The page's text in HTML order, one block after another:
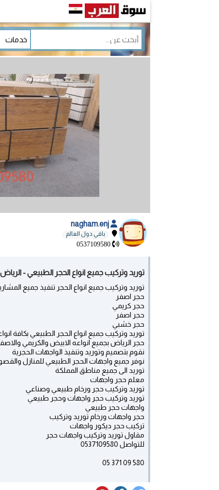
باقي دول العالم
0537109580
توريد وتركيب جميع انواع الحجر الطبيعي - الرياض
توريد وتركيب جميع انواع الحجر تنفيذ جميع
حجر اصفر
حجر كريمي
حجر اصفر
حجر خشبي
توريد وتركيب جميع انواع الحجر الطبيعي بكافة
حجر الرياض بجميع انواعه الابيض والكريمي
نقوم بتصميم وتوريد وتنفيذ الواجهات الحجرية
نوفر جميع واجهات الحجر الطبيعي للمنازل
توريد الى جميع مناطق المملكة
معلم حجر واجهات
توريد وتركيب حجر ورخام طبيعي وصناعي
توريد وتركيب حجر واجهات وحجر طبيعي
واجهات حجر طبيعي
حجر واجهات ورخام توريد وتركيب
تركيب حجر ديكور واجهات
مقاول توريد وتركيب واجهات حجر
للتواصل 0537109580
580 09 371 05